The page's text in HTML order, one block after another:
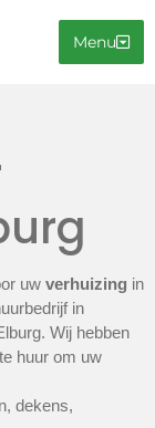
Menu
uw verhuizing in
in
Wij hebben
huur om uw
dekens,